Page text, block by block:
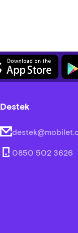
Destek
0850 502 3626